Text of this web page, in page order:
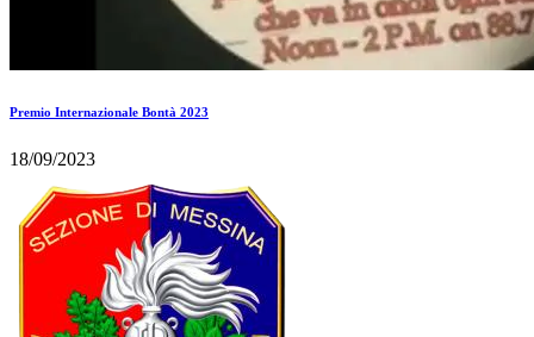
Premio Internazionale Bontà 2023
18/09/2023